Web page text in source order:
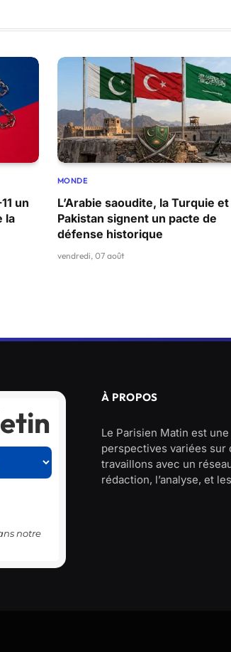
un
la
MONDE
L’Arabie saoudite, la Turquie et
Pakistan signent un pacte de
défense historique
vendredi, 07 août
notre
À PROPOS
Le Parisien Matin est
perspectives variées sur
travaillons avec un
rédaction, l’analyse, et